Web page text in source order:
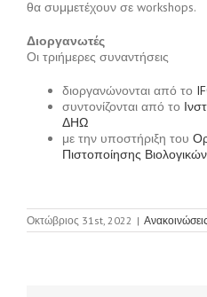
θα συμμετέχουν σε workshops.
Διοργανωτές
Οι τριήμερες συναντήσεις
διοργανώνονται από το
συντονίζονται από το
ΔΗΩ
με την υποστήριξη του
Πιστοποίησης
Οκτώβριος 31st, 2022 | Ανακοινώσεις